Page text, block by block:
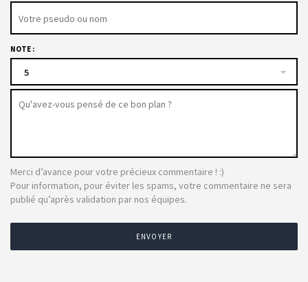
NOTE :
5
Merci d’avance pour votre précieux commentaire ! :)
Pour information, pour éviter les spams, votre commentaire ne sera
publié qu’après validation par nos équipes.
ENVOYER